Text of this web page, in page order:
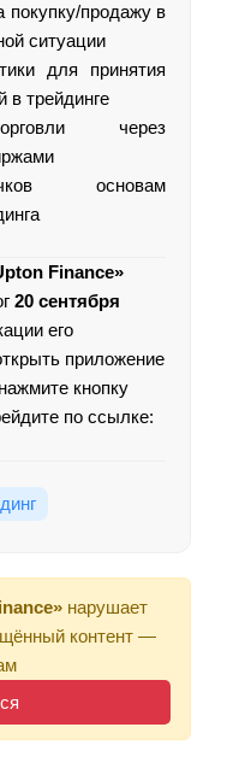
покупку/продажу в
ситуации
для принятия
в трейдинге
через
основам
Finance»
20 сентября
его
приложение
кнопку
по ссылке:
нарушает
контент —